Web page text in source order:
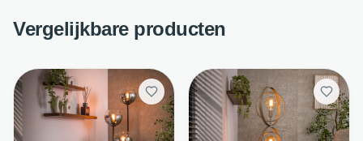
Vergelijkbare producten